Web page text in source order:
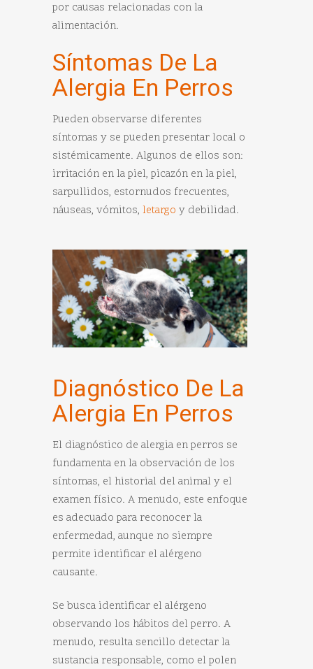
por causas relacionadas con la
alimentación.
Síntomas De La
Alergia En Perros
Pueden observarse diferentes
síntomas y se pueden presentar local o
sistémicamente. Algunos de ellos son:
irritación en la piel, picazón en la piel,
sarpullidos, estornudos frecuentes,
náuseas, vómitos, letargo y debilidad.
Diagnóstico De La
Alergia En Perros
El diagnóstico de alergia en perros se
fundamenta en la observación de los
síntomas, el historial del animal y el
examen físico. A menudo, este enfoque
es adecuado para reconocer la
enfermedad, aunque no siempre
permite identificar el alérgeno
causante.
Se busca identificar el alérgeno
observando los hábitos del perro. A
menudo, resulta sencillo detectar la
sustancia responsable, como el polen